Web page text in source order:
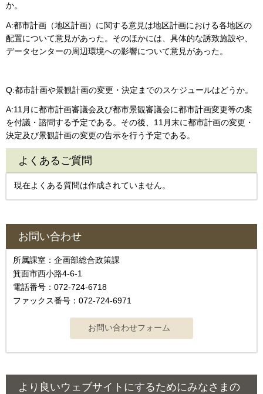
か。
A:都市計画（地区計画）に関する意見は地区計画における各地区の
配置について意見があった。そのほかには、具体的な誘致施設や、
データセンターの周辺環境への影響について意見があった。
Q:都市計画や景観計画の変更・決定までのスケジュールはどうか。
A:11月に都市計画審議会及び都市景観審議会に都市計画変更等の案
を付議・諮問する予定である。その後、11月末に都市計画の変更・
決定及び景観計画の変更の告示を行う予定である。
よくあるご質問
現在よくある質問は作成されていません。
お問い合わせ
所属課室：企画部総合政策課
箕面市西小路4‐6‐1
電話番号：072-724-6718
ファックス番号：072-724-6971
より良いウェブサイトにするためにみなさまの